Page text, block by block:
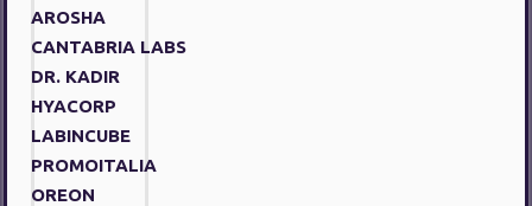
AROSHA
CANTABRIA LABS
DR. KADIR
HYACORP
LABINCUBE
PROMOITALIA
OREON